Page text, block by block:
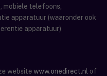
telefoons,
apparatuur (waaronder ook
apparatuur)
website www.onedirect.nl of